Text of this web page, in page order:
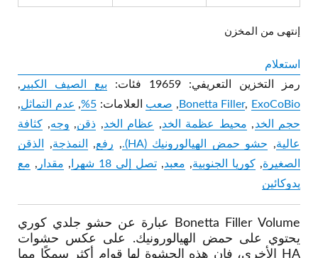
Bonetta Filler Volume عبارة عن حشو جلدي كوري
يحتوي على حمض الهيالورونيك. على عكس حشوات
HA الأخرى، فإن هذه الحشوة لها قوام أكثر سمكًا مما
إنتهى من المخزن
استعلام
رمز التخزين التعريفي: 19659 فئات: بيع الصيف الكبير ,
Bonetta Filler, ExoCoBio
, صعب العلامات: 5%
, عدم التماثل,
حجم الخد, محيط عظمة الخد, عظام الخد, ذقن, وجه, كثافة
عالية, حشو حمض الهيالورونيك (HA). , رفع, النمذجة,
الذقن
الصغيرة, كوريا الجنوبية, معبد, تصل إلى 18 شهرا , مقدار , مع
يدوكائين